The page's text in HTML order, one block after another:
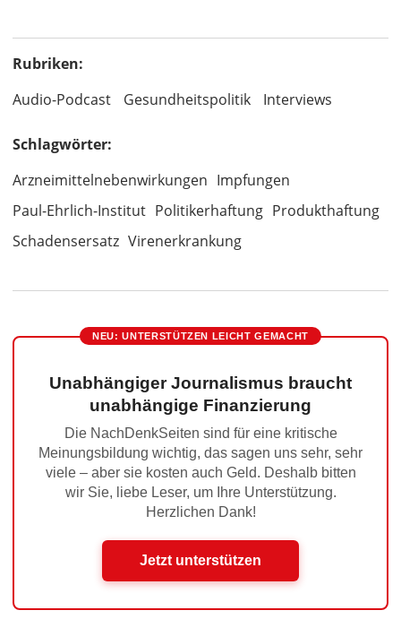
Rubriken:
Audio-Podcast
Gesundheitspolitik Interviews
Schlagwörter:
Arzneimittelnebenwirkungen Impfungen
Paul-Ehrlich-Institut Politikerhaftung Produkthaftung
Schadensersatz Virenerkrankung
NEU: UNTERSTÜTZEN LEICHT GEMACHT
Unabhängiger Journalismus braucht
unabhängige Finanzierung
Die NachDenkSeiten sind für eine kritische
Meinungsbildung wichtig, das sagen uns sehr, sehr
viele – aber sie kosten auch Geld. Deshalb bitten
wir Sie, liebe Leser, um Ihre Unterstützung.
Herzlichen Dank!
Jetzt unterstützen